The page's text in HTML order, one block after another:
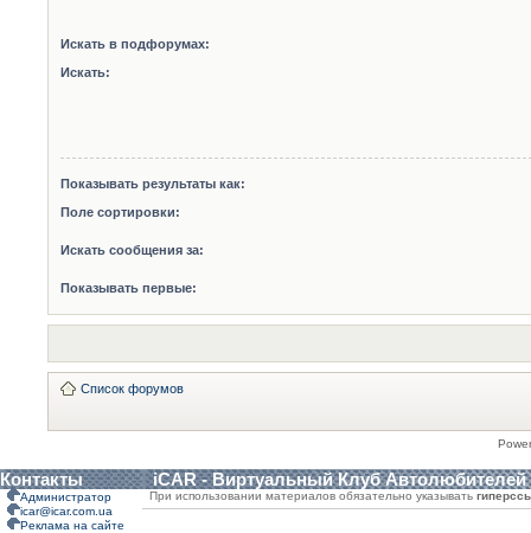
Искать в подфорумах:
Искать:
Показывать результаты как:
Поле сортировки:
Искать сообщения за:
Показывать первые:
Список форумов
Контакты iCAR - Виртуальный Клуб Автолюбителей
Администратор
icar@icar.com.ua
Реклама на сайте
При использовании материалов обязательно указывать